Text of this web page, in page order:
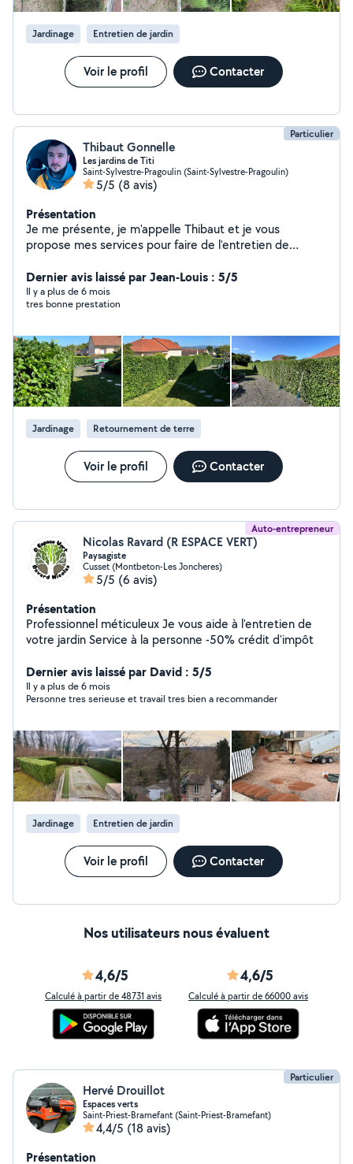
Jardinage Entretien de jardin
Voir le profil Contacter
Particulier
Thibaut Gonnelle
Les jardins de Titi
Saint-Sylvestre-Pragoulin (Saint-Sylvestre-Pragoulin)
5/5 (8 avis)
Présentation
Je me présente, je m'appelle Thibaut et je vous
propose mes services pour faire de l'entretien de
de pelouse -Débroussaillage -désherbage -abattage au
besoin Je possède tout mon matériel pour la réalisation
des travaux.
Dernier avis laissé par Jean-Louis : 5/5
Il y a plus de 6 mois
tres bonne prestation
Jardinage Retournement de terre
Voir le profil Contacter
Auto-entrepreneur
Nicolas Ravard (R ESPACE VERT)
Paysagiste
Cusset (Montbeton-Les Joncheres)
5/5 (6 avis)
Présentation
Professionnel méticuleux Je vous aide à l'entretien de
votre jardin Service à la personne -50% crédit d'impôt
Dernier avis laissé par David : 5/5
Il y a plus de 6 mois
Personne tres serieuse et travail tres bien a recommander
Jardinage Entretien de jardin
Voir le profil Contacter
Nos utilisateurs nous évaluent
4,6/5
Calculé à partir de 48731 avis
4,6/5
Calculé à partir de 66000 avis
Particulier
Hervé Drouillot
Espaces verts
Saint-Priest-Bramefant (Saint-Priest-Bramefant)
4,4/5 (18 avis)
Présentation